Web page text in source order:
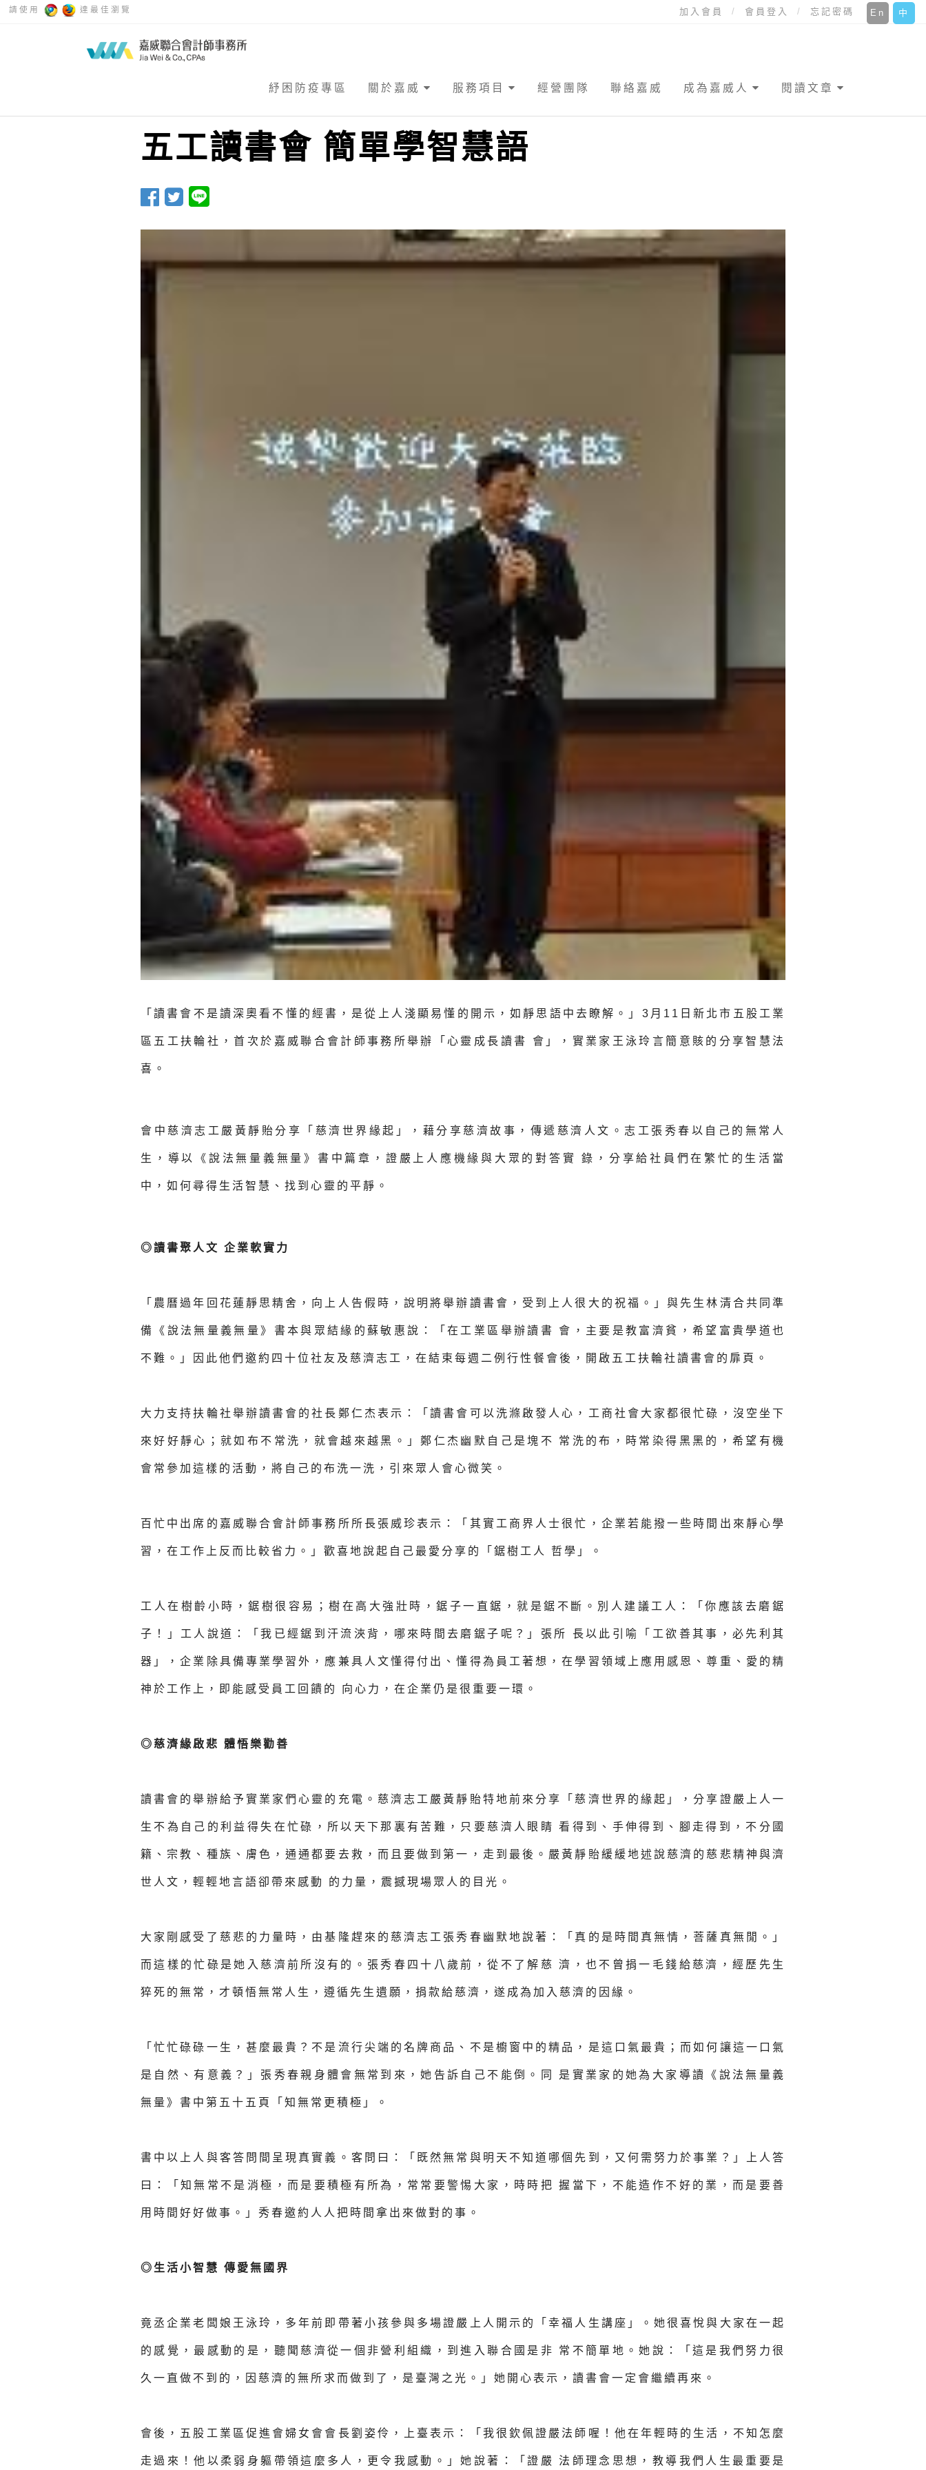
請使用 達最佳瀏覽 中
En
加入會員 會員登入 忘記密碼
紓困防疫專區 關於嘉威 服務項目 經營團隊 聯絡嘉威 成為嘉威人 閱讀文章
五工讀書會 簡單學智慧語
「讀書會不是讀深奧看不懂的經書，是從上人淺顯易懂的開示，如靜思語中去瞭解。」3月11日新北市五股工業
區五工扶輪社，首次於嘉威聯合會計師事務所舉辦「心靈成長讀書 會」，實業家王泳玲言簡意賅的分享智慧法
喜。
會中慈濟志工嚴黃靜貽分享「慈濟世界緣起」，藉分享慈濟故事，傳遞慈濟人文。志工張秀春以自己的無常人
生，導以《說法無量義無量》書中篇章，證嚴上人應機緣與大眾的對答實 錄，分享給社員們在繁忙的生活當
中，如何尋得生活智慧、找到心靈的平靜。
◎讀書聚人文 企業軟實力
「農曆過年回花蓮靜思精舍，向上人告假時，說明將舉辦讀書會，受到上人很大的祝福。」與先生林清合共同準
備《說法無量義無量》書本與眾結緣的蘇敏惠說：「在工業區舉辦讀書 會，主要是教富濟貧，希望富貴學道也
不難。」因此他們邀約四十位社友及慈濟志工，在結束每週二例行性餐會後，開啟五工扶輪社讀書會的扉頁。
大力支持扶輪社舉辦讀書會的社長鄭仁杰表示：「讀書會可以洗滌啟發人心，工商社會大家都很忙碌，沒空坐下
來好好靜心；就如布不常洗，就會越來越黑。」鄭仁杰幽默自己是塊不 常洗的布，時常染得黑黑的，希望有機
會常參加這樣的活動，將自己的布洗一洗，引來眾人會心微笑。
百忙中出席的嘉威聯合會計師事務所所長張威珍表示：「其實工商界人士很忙，企業若能撥一些時間出來靜心學
習，在工作上反而比較省力。」歡喜地說起自己最愛分享的「鋸樹工人 哲學」。
工人在樹齡小時，鋸樹很容易；樹在高大強壯時，鋸子一直鋸，就是鋸不斷。別人建議工人：「你應該去磨鋸
子！」工人說道：「我已經鋸到汗流浹背，哪來時間去磨鋸子呢？」張所 長以此引喻「工欲善其事，必先利其
器」，企業除具備專業學習外，應兼具人文懂得付出、懂得為員工著想，在學習領域上應用感恩、尊重、愛的精
神於工作上，即能感受員工回饋的 向心力，在企業仍是很重要一環。
◎慈濟緣啟悲 體悟樂勸善
讀書會的舉辦給予實業家們心靈的充電。慈濟志工嚴黃靜貽特地前來分享「慈濟世界的緣起」，分享證嚴上人一
生不為自己的利益得失在忙碌，所以天下那裏有苦難，只要慈濟人眼睛 看得到、手伸得到、腳走得到，不分國
籍、宗教、種族、膚色，通通都要去救，而且要做到第一，走到最後。嚴黃靜貽緩緩地述說慈濟的慈悲精神與濟
世人文，輕輕地言語卻帶來感動 的力量，震撼現場眾人的目光。
大家剛感受了慈悲的力量時，由基隆趕來的慈濟志工張秀春幽默地說著：「真的是時間真無情，菩薩真無閒。」
而這樣的忙碌是她入慈濟前所沒有的。張秀春四十八歲前，從不了解慈 濟，也不曾捐一毛錢給慈濟，經歷先生
猝死的無常，才頓悟無常人生，遵循先生遺願，捐款給慈濟，遂成為加入慈濟的因緣。
「忙忙碌碌一生，甚麼最貴？不是流行尖端的名牌商品、不是櫥窗中的精品，是這口氣最貴；而如何讓這一口氣
是自然、有意義？」張秀春親身體會無常到來，她告訴自己不能倒。同 是實業家的她為大家導讀《說法無量義
無量》書中第五十五頁「知無常更積極」。
書中以上人與客答問間呈現真實義。客問曰：「既然無常與明天不知道哪個先到，又何需努力於事業？」上人答
曰：「知無常不是消極，而是要積極有所為，常常要警惕大家，時時把 握當下，不能造作不好的業，而是要善
用時間好好做事。」秀春邀約人人把時間拿出來做對的事。
◎生活小智慧 傳愛無國界
竟丞企業老闆娘王泳玲，多年前即帶著小孩參與多場證嚴上人開示的「幸福人生講座」。她很喜悅與大家在一起
的感覺，最感動的是，聽聞慈濟從一個非營利組織，到進入聯合國是非 常不簡單地。她說：「這是我們努力很
久一直做不到的，因慈濟的無所求而做到了，是臺灣之光。」她開心表示，讀書會一定會繼續再來。
會後，五股工業區促進會婦女會會長劉姿伶，上臺表示：「我很欽佩證嚴法師喔！他在年輕時的生活，不知怎麼
走過來！他以柔弱身軀帶領這麼多人，更令我感動。」她說著：「證嚴 法師理念思想，教導我們人生最重要是